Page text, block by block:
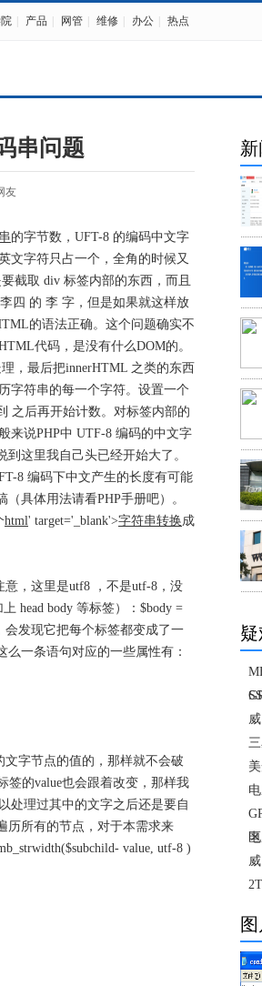
产品 网管 维修 办公 热点
串问题
友
的字节数，UFT-8 的编码中文字
文字符只占一个，全角的时候又
截取 div 标签内部的东西，而且
四 的 李 字，但是如果就这样放
的语法正确。这个问题确实不
代码，是没有什么DOM的。
，最后把innerHTML 之类的东西
字符串的每一个字符。设置一个
之后再开始计数。对标签内部的
来说PHP中 UTF-8 编码的中文字
这里我自己头已经开始大了。
8 编码下中文产生的长度有可能
具体用法请看PHP手册吧）。
html' target='_blank'>字符串转换成
意，这里是utf8 ，不是utf-8，没
head body 等标签）：$body =
会发现它把每个标签都变成了一
一条语句对应的一些属性有：
字节点的值的，那样就不会破
签的value也会跟着改变，那样我
处理过其中的文字之后还是要自
历所有的节点，对于本需求来
value, utf-8 )
区